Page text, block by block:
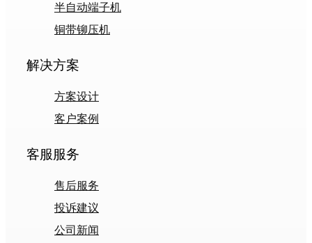
半自动端子机
铜带铆压机
解决方案
方案设计
客户案例
客服服务
售后服务
投诉建议
公司新闻